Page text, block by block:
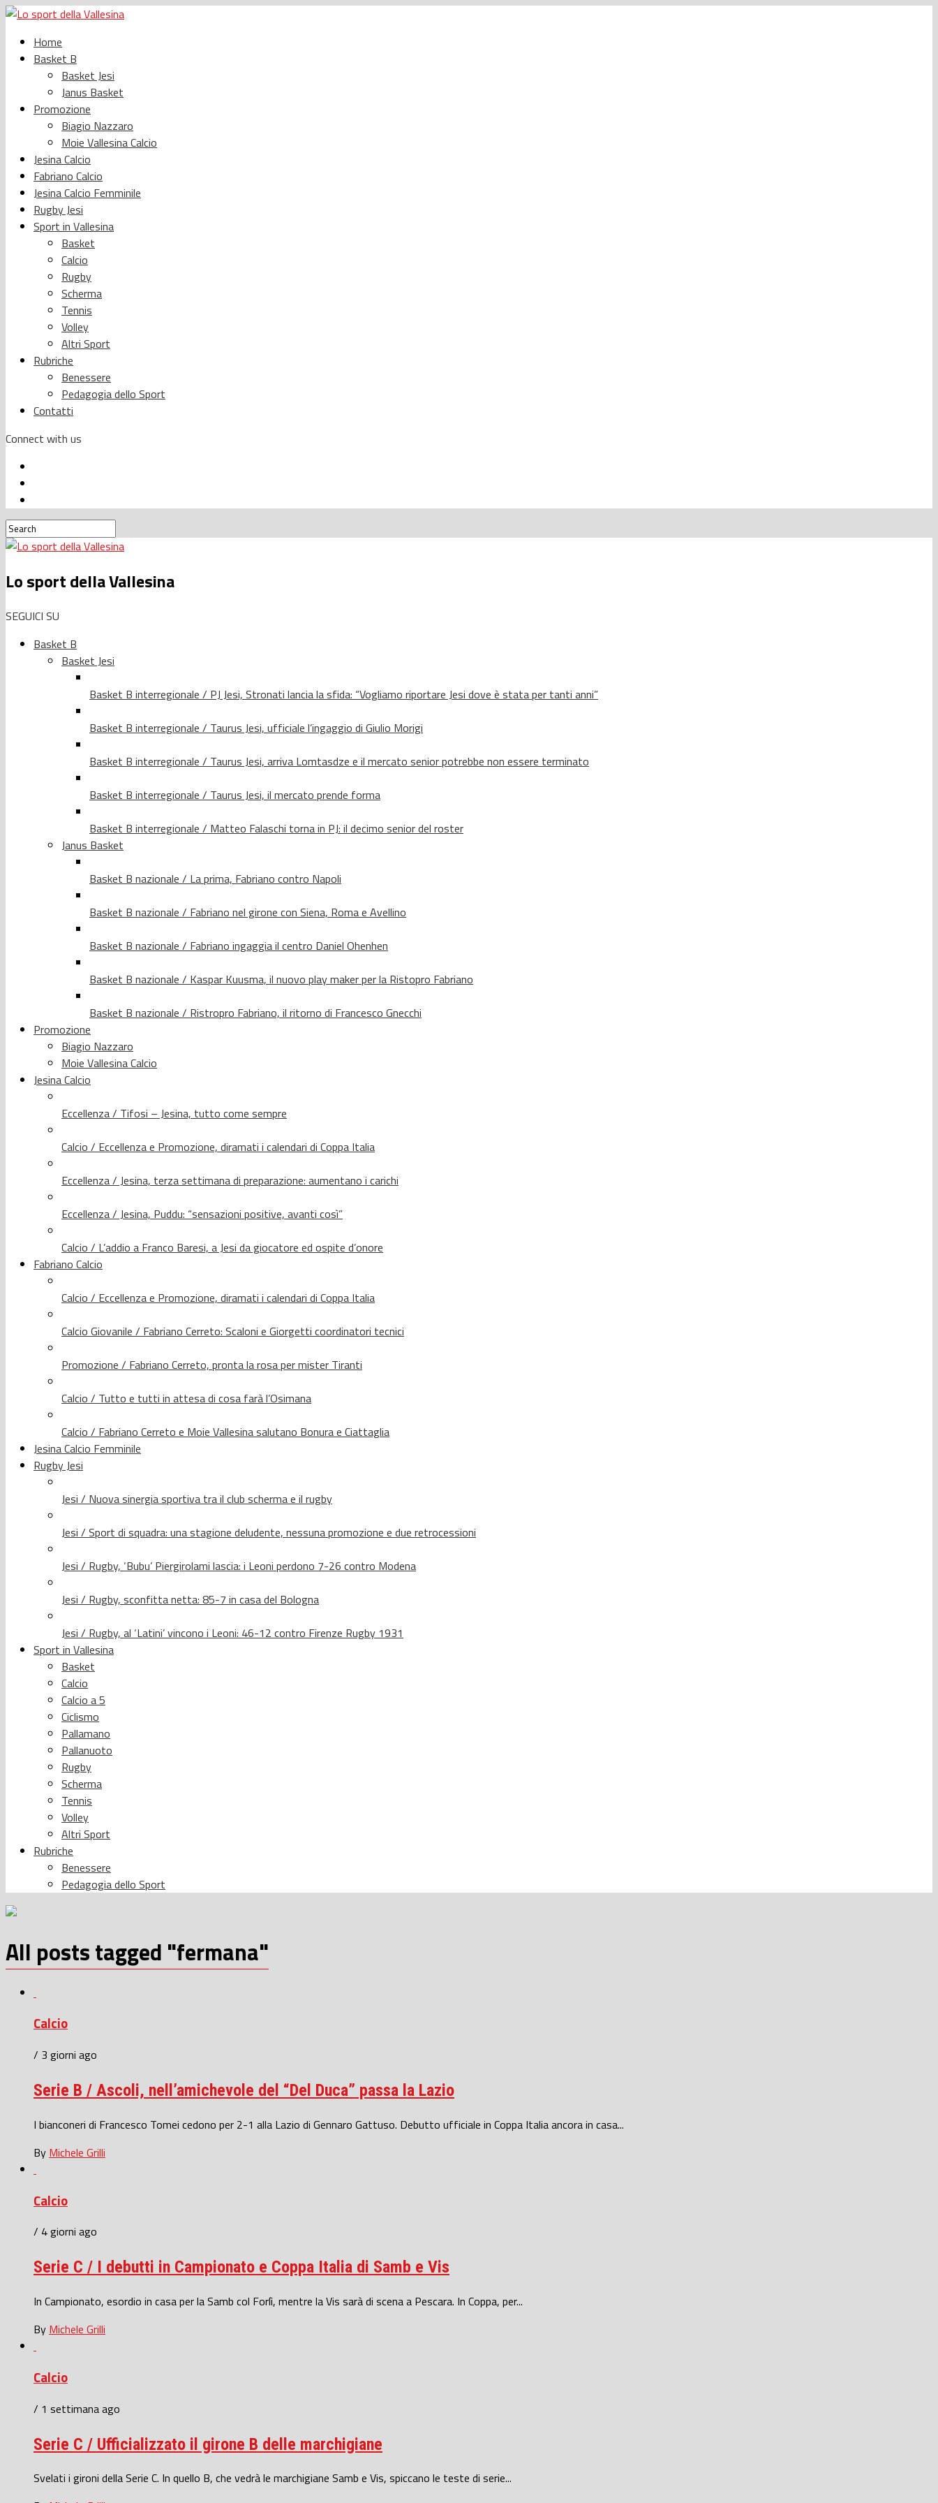
Home
Basket B
Basket Jesi
Janus Basket
Promozione
Biagio Nazzaro
Moie Vallesina Calcio
Jesina Calcio
Fabriano Calcio
Jesina Calcio Femminile
Rugby Jesi
Sport in Vallesina
Basket
Calcio
Rugby
Scherma
Tennis
Volley
Altri Sport
Rubriche
Benessere
Pedagogia dello Sport
Contatti
Connect with us
Lo sport della Vallesina
SEGUICI SU
Basket B
Basket Jesi
Basket B interregionale / PJ Jesi, Stronati lancia la sfida: “Vogliamo riportare Jesi dove è stata per tanti anni”
Basket B interregionale / Taurus Jesi, ufficiale l’ingaggio di Giulio Morigi
Basket B interregionale / Taurus Jesi, arriva Lomtasdze e il mercato senior potrebbe non essere terminato
Basket B interregionale / Taurus Jesi, il mercato prende forma
Basket B interregionale / Matteo Falaschi torna in PJ: il decimo senior del roster
Janus Basket
Basket B nazionale / La prima, Fabriano contro Napoli
Basket B nazionale / Fabriano nel girone con Siena, Roma e Avellino
Basket B nazionale / Fabriano ingaggia il centro Daniel Ohenhen
Basket B nazionale / Kaspar Kuusma, il nuovo play maker per la Ristopro Fabriano
Basket B nazionale / Ristropro Fabriano, il ritorno di Francesco Gnecchi
Promozione
Biagio Nazzaro
Moie Vallesina Calcio
Jesina Calcio
Eccellenza / Tifosi – Jesina, tutto come sempre
Calcio / Eccellenza e Promozione, diramati i calendari di Coppa Italia
Eccellenza / Jesina, terza settimana di preparazione: aumentano i carichi
Eccellenza / Jesina, Puddu: “sensazioni positive, avanti così”
Calcio / L’addio a Franco Baresi, a Jesi da giocatore ed ospite d’onore
Fabriano Calcio
Calcio / Eccellenza e Promozione, diramati i calendari di Coppa Italia
Calcio Giovanile / Fabriano Cerreto: Scaloni e Giorgetti coordinatori tecnici
Promozione / Fabriano Cerreto, pronta la rosa per mister Tiranti
Calcio / Tutto e tutti in attesa di cosa farà l’Osimana
Calcio / Fabriano Cerreto e Moie Vallesina salutano Bonura e Ciattaglia
Jesina Calcio Femminile
Rugby Jesi
Jesi / Nuova sinergia sportiva tra il club scherma e il rugby
Jesi / Sport di squadra: una stagione deludente, nessuna promozione e due retrocessioni
Jesi / Rugby, ‘Bubu’ Piergirolami lascia: i Leoni perdono 7-26 contro Modena
Jesi / Rugby, sconfitta netta: 85-7 in casa del Bologna
Jesi / Rugby, al ‘Latini’ vincono i Leoni: 46-12 contro Firenze Rugby 1931
Sport in Vallesina
Basket
Calcio
Calcio a 5
Ciclismo
Pallamano
Pallanuoto
Rugby
Scherma
Tennis
Volley
Altri Sport
Rubriche
Benessere
Pedagogia dello Sport
All posts tagged "fermana"
Calcio
/ 3 giorni ago
Serie B / Ascoli, nell’amichevole del “Del Duca” passa la Lazio
I bianconeri di Francesco Tomei cedono per 2-1 alla Lazio di Gennaro Gattuso. Debutto ufficiale in Coppa Italia ancora in casa...
By Michele Grilli
Calcio
/ 4 giorni ago
Serie C / I debutti in Campionato e Coppa Italia di Samb e Vis
In Campionato, esordio in casa per la Samb col Forlì, mentre la Vis sarà di scena a Pescara. In Coppa, per...
By Michele Grilli
Calcio
/ 1 settimana ago
Serie C / Ufficializzato il girone B delle marchigiane
Svelati i gironi della Serie C. In quello B, che vedrà le marchigiane Samb e Vis, spiccano le teste di serie...